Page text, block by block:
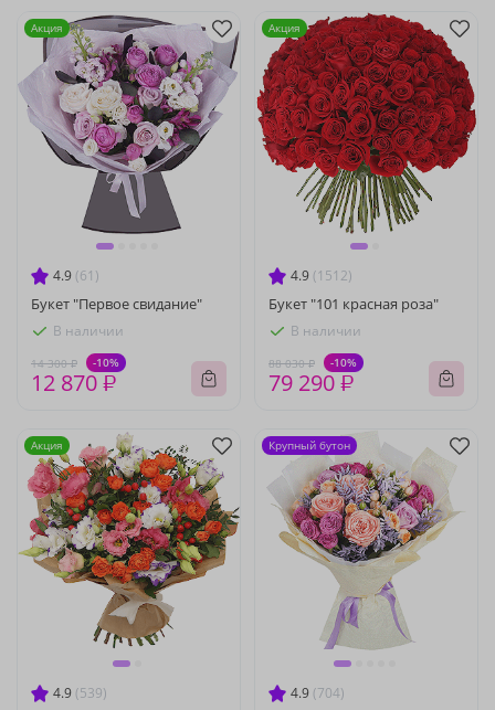
4.9 (61)
Букет "Первое свидание"
В наличии
14 300 ₽ -10%
12 870 ₽
Акция
4.9 (1512)
Букет "101 красная роза"
В наличии
88 030 ₽ -10%
79 290 ₽
Акция
4.9 (539)
Акция
4.9 (704)
Крупный бутон